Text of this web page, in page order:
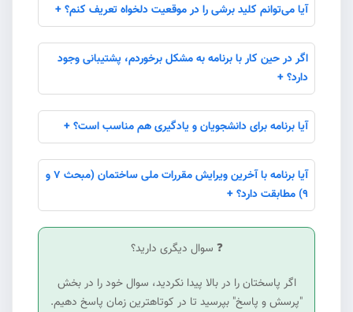
آیا می‌توانم کلید برشی را در موقعیت دلخواه تعریف کنم؟ +
اگر در حین کار با برنامه به مشکل برخوردم، پشتیبانی وجود
دارد؟ +
آیا برنامه برای دانشجویان و یادگیری هم مناسب است؟ +
آیا برنامه با آخرین ویرایش مقررات ملی ساختمان (مبحث ۷ و
۹) مطابقت دارد؟ +
❓ سوال دیگری دارید؟
اگر پاسختان را در بالا پیدا نکردید، سوال خود را در بخش
"پرسش و پاسخ" بپرسید تا در کوتاهترین زمان پاسخ دهیم.